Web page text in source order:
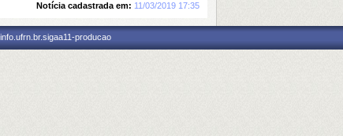
Notícia cadastrada em: 11/03/2019 17:35
producao